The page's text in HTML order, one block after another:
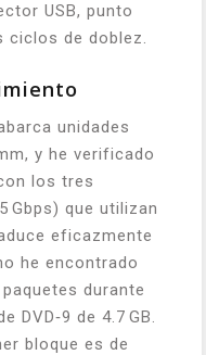
USB, punto
de doblez.
unidades
y he verificado
los tres
Gbps) que utilizan
eficazmente
he encontrado
durante
DVD‑9 de 4.7 GB.
bloque es de